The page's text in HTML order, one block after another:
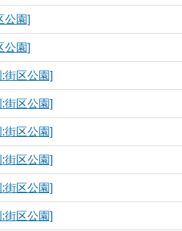
公園]
公園]
街区公園]
街区公園]
街区公園]
街区公園]
街区公園]
街区公園]